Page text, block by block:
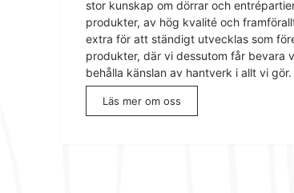
stor kunskap om dörrar och
produkter, av hög kvalité och
extra för att ständigt utvecklas som
produkter, där vi dessutom får bevara
behålla känslan av hantverk i allt vi gör.
Läs mer om oss